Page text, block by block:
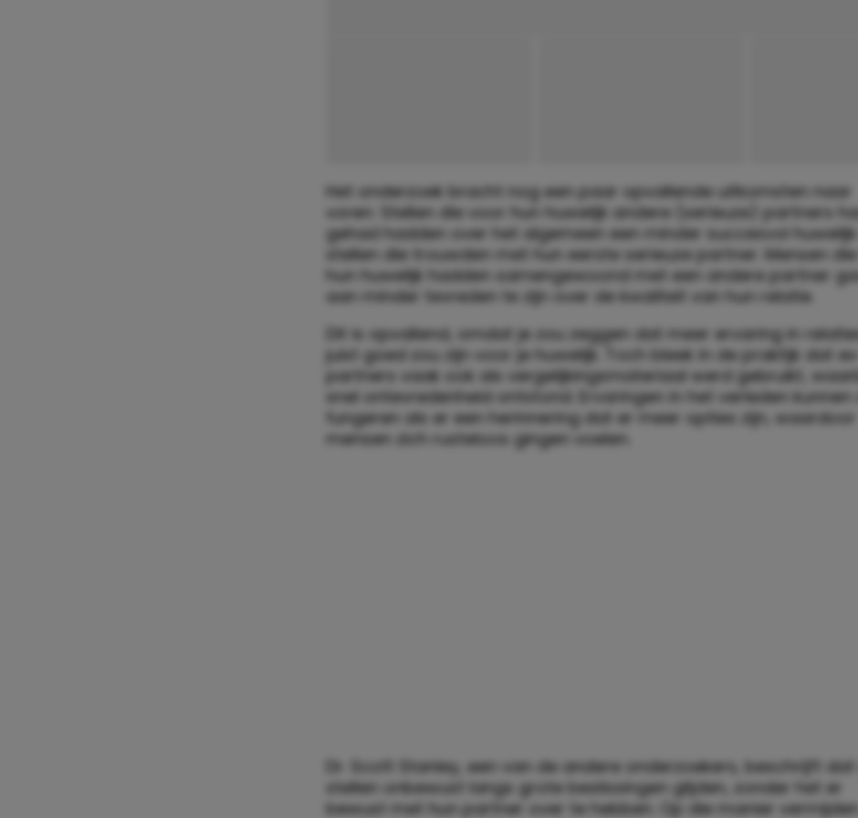
Het onderzoek bracht nog een paar opvallende uitkomsten naar
voren: Stellen die voor hun huwelijk andere (serieuze) partners
gehad hadden over het algemeen een minder succesvol huwelijk
stellen die trouwden met hun eerste serieuze partner. Mensen
hun huwelijk hadden samengewoond met een andere partner
aan minder tevreden te zijn over de kwaliteit van hun relatie.
Dit is opvallend, omdat je zou zeggen dat meer ervaring in
juist goed zou zijn voor je huwelijk. Toch bleek in de praktijk dat ex-
partners vaak ook als vergelijkingsmateriaal werd gebruikt,
snel ontevredenheid ontstond. Ervaringen in het verleden kunnen
fungeren als er een herinnering dat er meer opties zijn, waardoor
mensen zich rusteloos gingen voelen.
Dr. Scott Stanley, een van de andere onderzoekers, beschrijft dat
stellen onbewust langs grote beslissingen glijden, zonder het er
bewust met hun partner over te hebben. Op die manier